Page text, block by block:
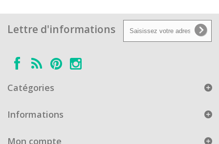
Lettre d'informations
Catégories
Informations
Mon compte